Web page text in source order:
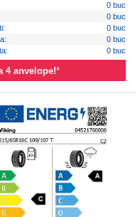
0 buc
0 buc
0 buc
0 buc
0 buc
4 anvelope!*